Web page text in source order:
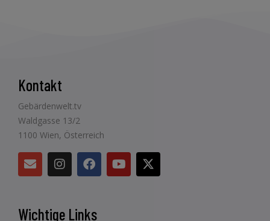
Kontakt
Gebärdenwelt.tv
Waldgasse 13/2
1100 Wien, Österreich
Wichtige Links